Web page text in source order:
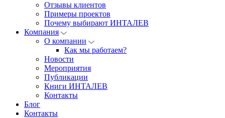
Отзывы клиентов
Примеры проектов
Почему выбирают ИНТАЛЕВ
Компания
О компании
Как мы работаем?
Новости
Мероприятия
Публикации
Книги ИНТАЛЕВ
Контакты
Блог
Контакты